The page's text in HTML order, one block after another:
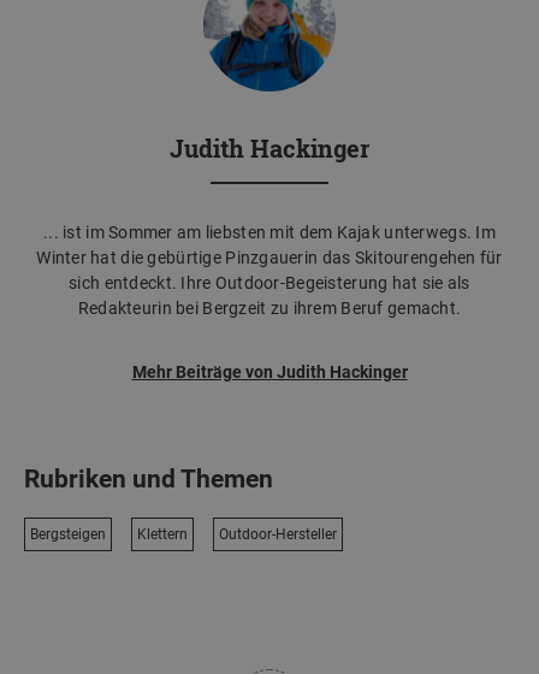
Judith Hackinger
... ist im Sommer am liebsten mit dem Kajak unterwegs. Im
Winter hat die gebürtige Pinzgauerin das Skitourengehen für
sich entdeckt. Ihre Outdoor-Begeisterung hat sie als
Redakteurin bei Bergzeit zu ihrem Beruf gemacht.
Mehr Beiträge von Judith Hackinger
Rubriken und Themen
Bergsteigen Klettern Outdoor-Hersteller